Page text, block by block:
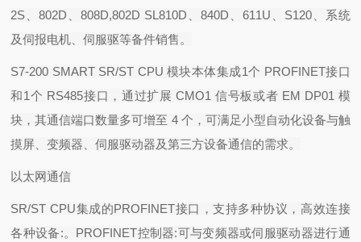
2S、802D、808D,802D SL810D、840D、611U、S120、系统
及伺报电机、伺服驱等备件销售。
S7-200 SMART SR/ST CPU模块本体集成1个 PROFINET接口
和1个 RS485接口，通过扩展CMO1信号板或者 EM DP01 模
块，其通信端口数量多可增至 4 个，可满足小型自动化设备与触
摸屏、变频器、伺服驱动器及第三方设备通信的需求。
以太网通信
SR/ST CPU集成的PROFINET接口，支持多种协议，高效连接
各种设备:。 PROFINET控制器:可与变频器或伺服驱动器进行通